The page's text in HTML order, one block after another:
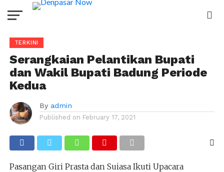
TERKINI
Serangkaian Pelantikan Bupati
dan Wakil Bupati Badung Periode
Kedua
By admin
Published on February 17, 2021
Pasangan Giri Prasta dan Suiasa Ikuti Upacara